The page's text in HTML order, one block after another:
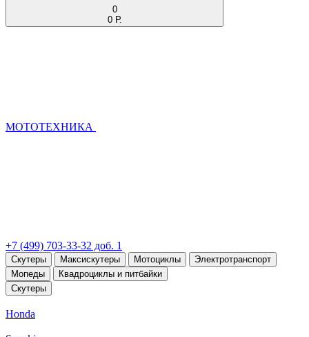
0
0 Р.
МОТОТЕХНИКА
+7 (499) 703-33-32 доб. 1
Скутеры Максискутеры Мотоциклы
Электротранспорт
Мопеды
Квадроциклы и питбайки
Скутеры
Honda